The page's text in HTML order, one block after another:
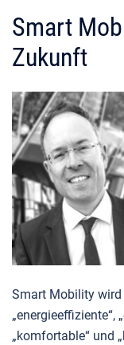
Smart
Zukunft
Smart Mobility wird
„energieeffiziente“,
„komfortable“ und